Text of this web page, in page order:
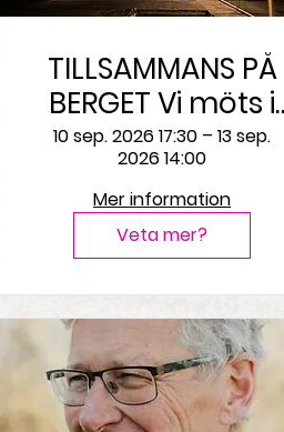
TILLSAMMANS PÅ
BERGET Vi möts i
tystnad,
meditation,
samtal och
fördjupning
10 sep. 2026 17:30 – 13 sep.
2026 14:00
Mer information
Veta mer?